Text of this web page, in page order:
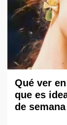
Qué ver
que es
de semana